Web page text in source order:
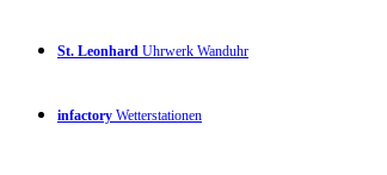
St. Leonhard Uhrwerk Wanduhr
infactory Wetterstationen